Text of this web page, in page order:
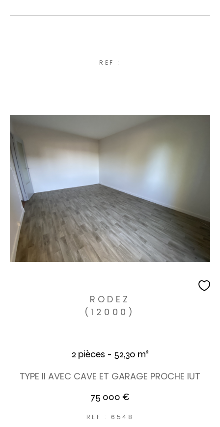
REF :
RODEZ
(12000)
2 pièces - 52,30 m²
TYPE II AVEC CAVE ET GARAGE PROCHE IUT
75 000 €
REF : 6548